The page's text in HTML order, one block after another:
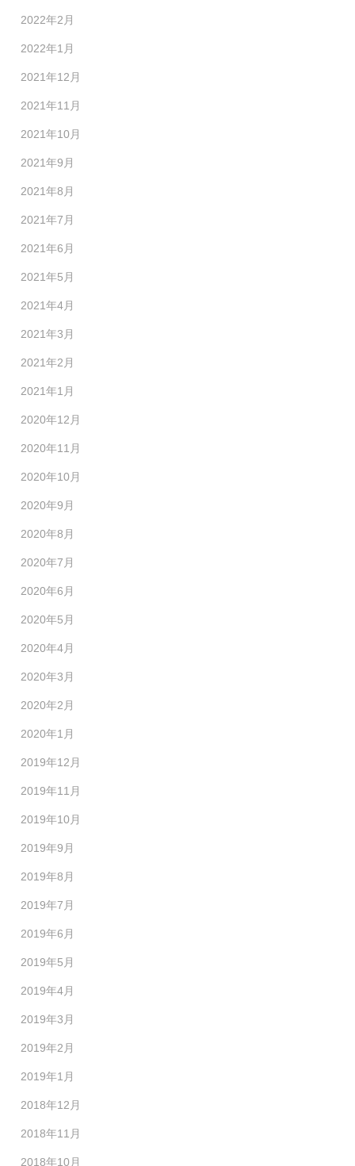
2022年2月
2022年1月
2021年12月
2021年11月
2021年10月
2021年9月
2021年8月
2021年7月
2021年6月
2021年5月
2021年4月
2021年3月
2021年2月
2021年1月
2020年12月
2020年11月
2020年10月
2020年9月
2020年8月
2020年7月
2020年6月
2020年5月
2020年4月
2020年3月
2020年2月
2020年1月
2019年12月
2019年11月
2019年10月
2019年9月
2019年8月
2019年7月
2019年6月
2019年5月
2019年4月
2019年3月
2019年2月
2019年1月
2018年12月
2018年11月
2018年10月